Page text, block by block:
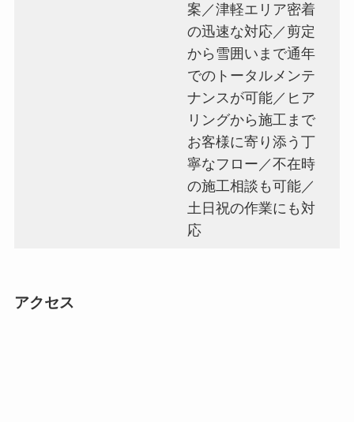
案／津軽エリア密着
の迅速な対応／剪定
から雪囲いまで通年
でのトータルメンテ
ナンスが可能／ヒア
リングから施工まで
お客様に寄り添う丁
寧なフロー／不在時
の施工相談も可能／
土日祝の作業にも対
応
アクセス